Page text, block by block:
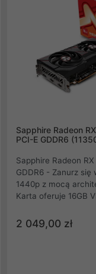
Sapphire Radeon
PCI-E GDDR6
Sapphire Radeon
GDDR6 - Zanurz się
1440p z mocą
Karta oferuje 16GB
materiałem
najnowszymi grami
2 049,00 zł